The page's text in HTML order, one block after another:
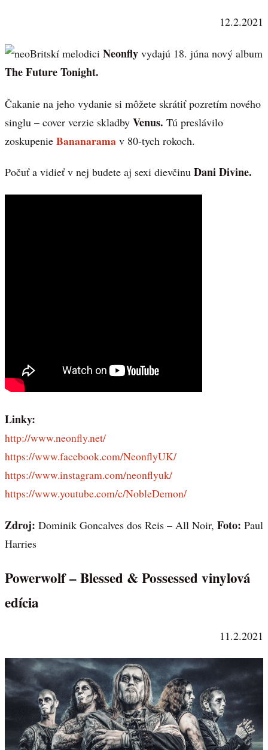
12.2.2021
Britskí melodici Neonfly vydajú 18. júna nový album
The Future Tonight.
Čakanie na jeho vydanie si môžete skrátiť pozretím nového
singlu – cover verzie skladby Venus. Tú preslávilo
zoskupenie Bananarama v 80-tych rokoch.
Počuť a vidieť v nej budete aj sexi dievčinu Dani Divine.
Linky:
http://www.neonfly.net/
https://www.facebook.com/NeonflyUK/
https://www.instagram.com/neonflyuk/
https://www.youtube.com/c/NobleDemon/
Zdroj: Dominik Goncalves dos Reis – All Noir, Foto: Paul
Harries
Powerwolf – Blessed & Possessed vinylová
edícia
11.2.2021